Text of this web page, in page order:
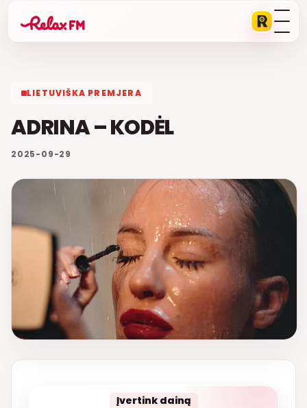
LIETUVIŠKA PREMJERA
ADRINA – KODĖL
2025-09-29
Įvertink dainą